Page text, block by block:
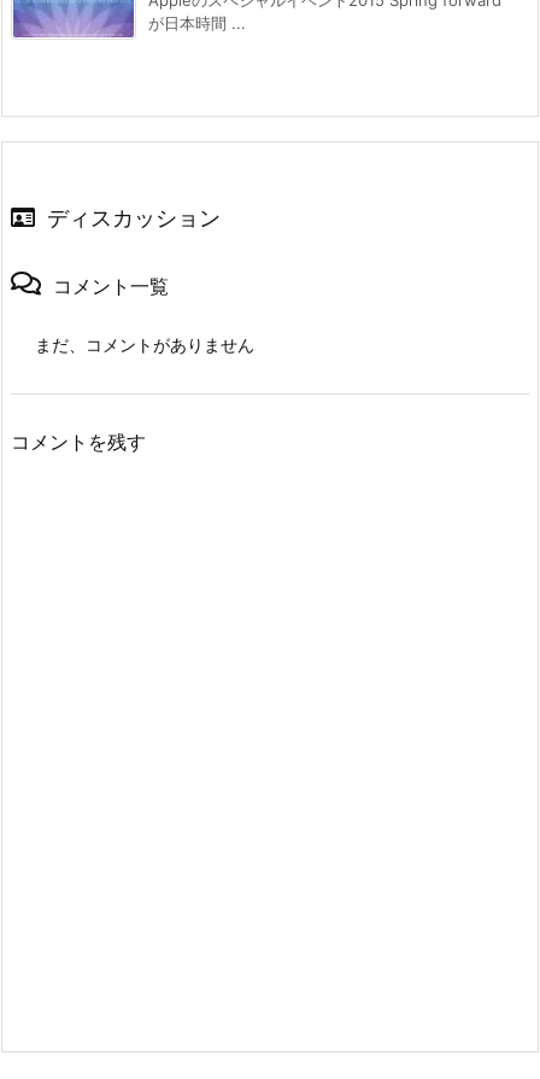
が日本時間 ...
ディスカッション
コメント一覧
まだ、コメントがありません
コメントを残す